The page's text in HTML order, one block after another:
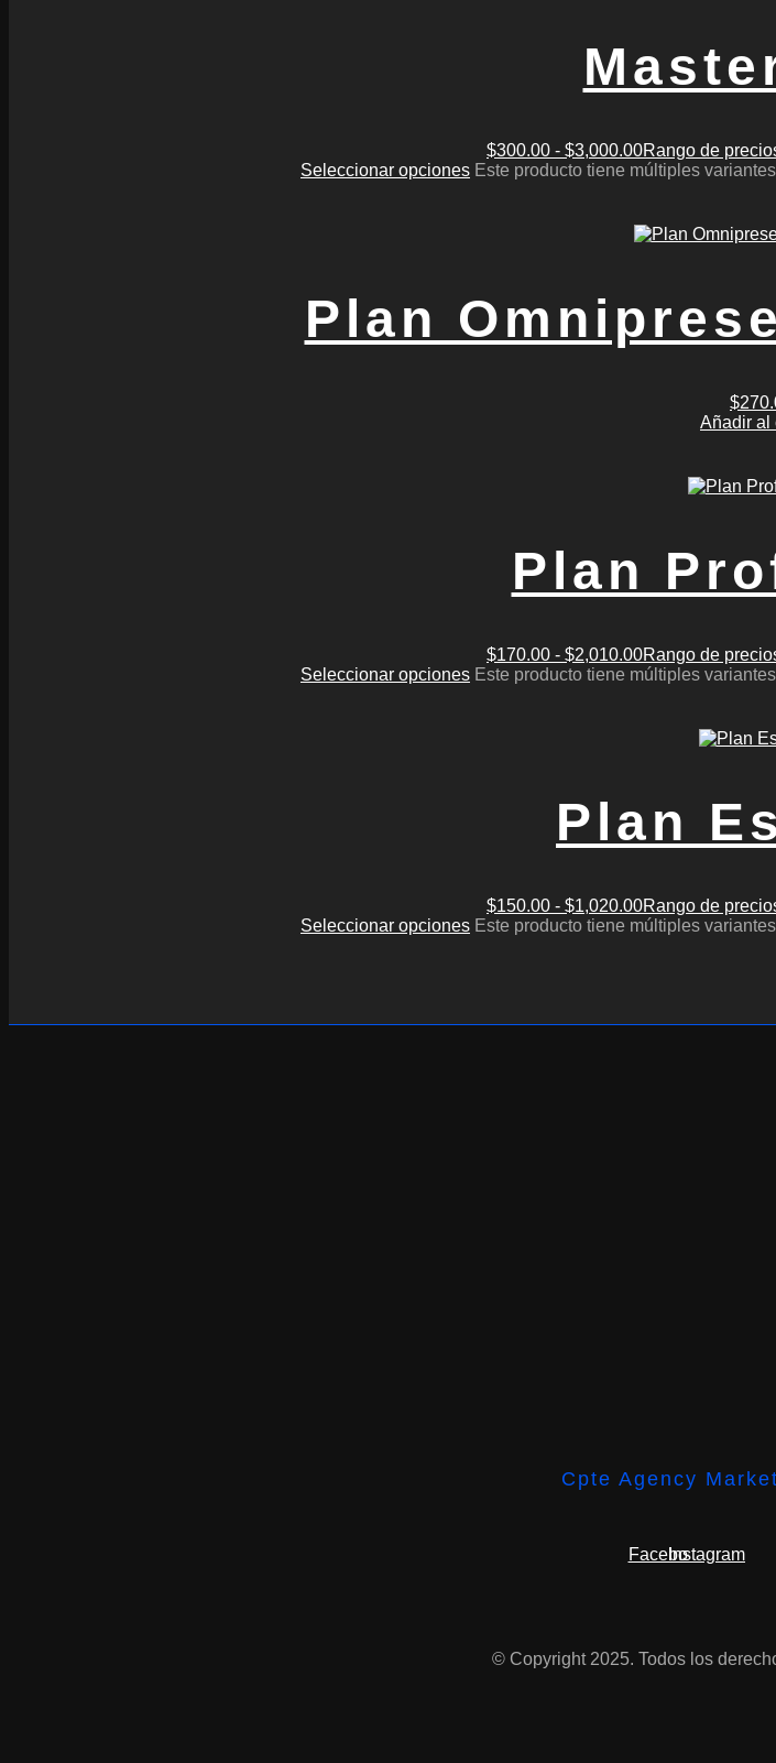
$300.00 - $3,000.00Rango de
Seleccionar opciones Este producto tiene múltiples
Plan
$
Añadir al
Plan
$170.00 - $2,010.00Rango de
Seleccionar opciones Este producto tiene múltiples
Plan
$150.00 - $1,020.00Rango de
Seleccionar opciones Este producto tiene múltiples
Cpte Agency
FacebookInstagram
© Copyright 2025. Todos los